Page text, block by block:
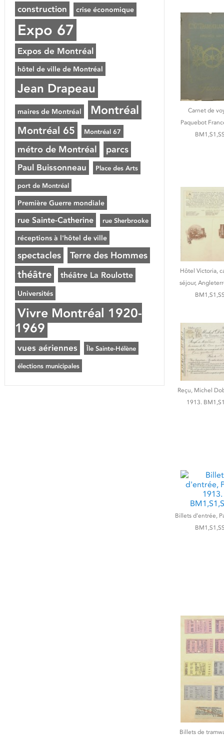
Carnet de
Paquebot
Hôtel Victoria,
séjour,
Reçu, Michel
1913.
Billets d’entrée,
Billets de
construction crise économique
Expo 67
Expos de Montréal
hôtel de ville de Montréal
Jean Drapeau
maires de Montréal Montréal
Montréal 65 Montréal 67
métro de Montréal parcs
Paul Buissonneau Place des Arts
port de Montréal
Première Guerre mondiale
rue Sainte-Catherine rue Sherbrooke
réceptions à l'hôtel de ville
spectacles Terre des Hommes
théâtre théâtre La Roulotte
Universités
Vivre Montréal 1920-
1969
vues aériennes Île Sainte-Hélène
élections municipales